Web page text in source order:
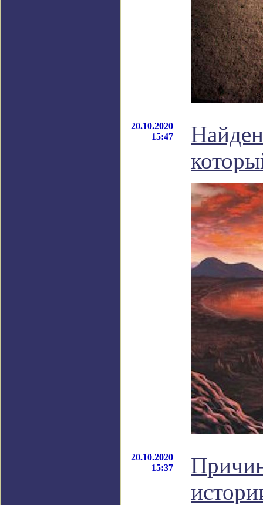
20.10.2020
15:47
20.10.2020
15:37